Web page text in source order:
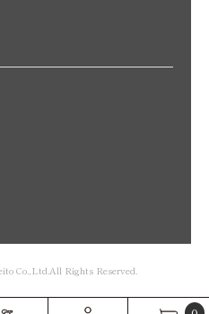
Co.,Ltd.All Rights Reserved.